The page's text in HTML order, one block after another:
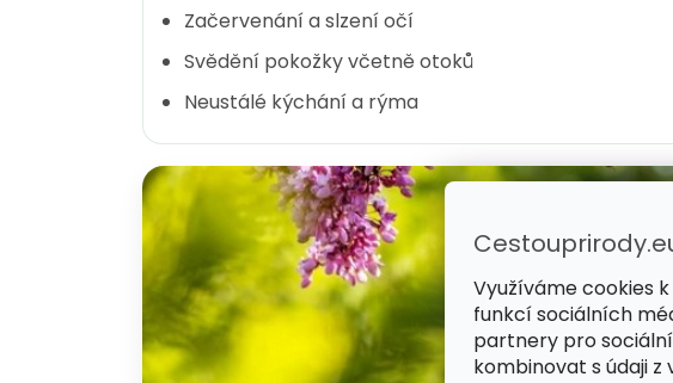
Využíváme cookies
funkcí sociálních
partnery pro
kombinovat s údaji
Začervenání a slzení očí
Svědění pokožky včetně otoků
Neustálé kýchání a rýma